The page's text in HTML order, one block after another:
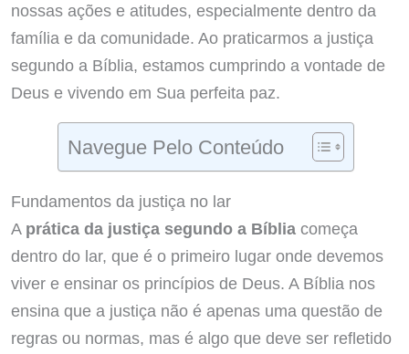
nossas ações e atitudes, especialmente dentro da
família e da comunidade. Ao praticarmos a justiça
segundo a Bíblia, estamos cumprindo a vontade de
Deus e vivendo em Sua perfeita paz.
Navegue Pelo Conteúdo
Fundamentos da justiça no lar
A prática da justiça segundo a Bíbliacomeça
dentro do lar, que é o primeiro lugar onde devemos
viver e ensinar os princípios de Deus. A Bíblia nos
ensina que a justiça não é apenas uma questão de
regras ou normas, mas é algo que deve ser refletido